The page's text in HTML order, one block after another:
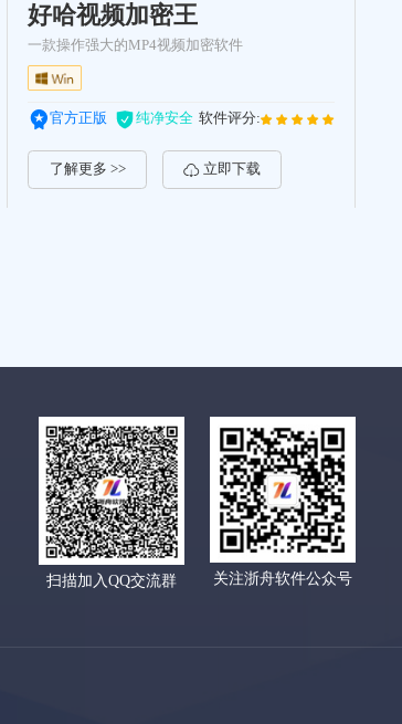
好哈视频加密王
一款操作强大的MP4视频加密软件
官方正版 纯净安全 软件评分:
了解更多 >> 立即下载
扫描加入QQ交流群
关注浙舟软件公众号